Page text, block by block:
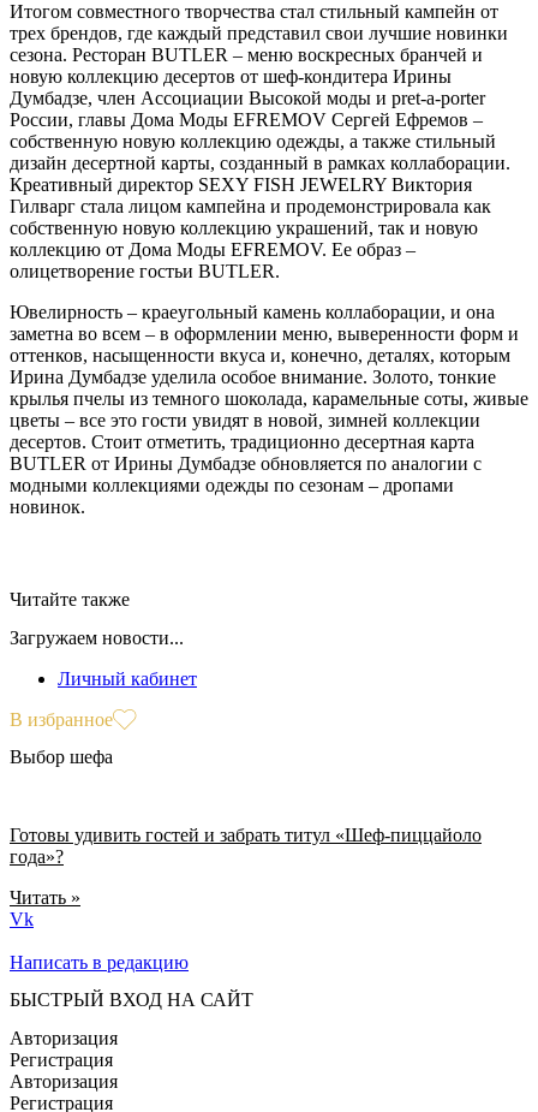
Итогом совместного творчества стал стильный кампейн от
трех брендов, где каждый представил свои лучшие новинки
сезона. Ресторан BUTLER – меню воскресных бранчей и
новую коллекцию десертов от шеф-кондитера Ирины
Думбадзе, член Ассоциации Высокой моды и pret-a-porter
России, главы Дома Моды EFREMOV Сергей Ефремов –
собственную новую коллекцию одежды, а также стильный
дизайн десертной карты, созданный в рамках коллаборации.
Креативный директор SEXY FISH JEWELRY Виктория
Гилварг стала лицом кампейна и продемонстрировала как
собственную новую коллекцию украшений, так и новую
коллекцию от Дома Моды EFREMOV. Ее образ –
олицетворение гостьи BUTLER.
Ювелирность – краеугольный камень коллаборации, и она
заметна во всем – в оформлении меню, выверенности форм и
оттенков, насыщенности вкуса и, конечно, деталях, которым
Ирина Думбадзе уделила особое внимание. Золото, тонкие
крылья пчелы из темного шоколада, карамельные соты, живые
цветы – все это гости увидят в новой, зимней коллекции
десертов. Стоит отметить, традиционно десертная карта
BUTLER от Ирины Думбадзе обновляется по аналогии с
модными коллекциями одежды по сезонам – дропами
новинок.
Читайте также
Загружаем новости...
Личный кабинет
В избранное
Выбор шефа
Готовы удивить гостей и забрать титул «Шеф-пиццайоло
года»?
Читать »
Vk
Написать в редакцию
БЫСТРЫЙ ВХОД НА САЙТ
Авторизация
Регистрация
Авторизация
Регистрация